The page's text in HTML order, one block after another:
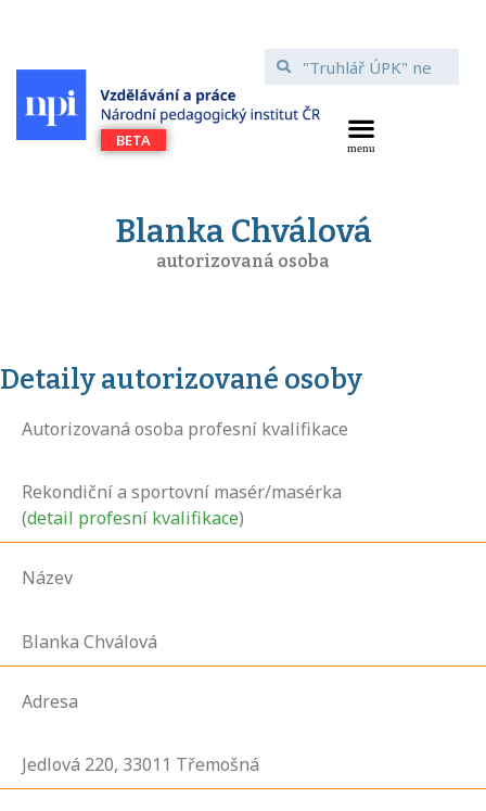
Blanka Chválová
autorizovaná osoba
Detaily autorizované osoby
Autorizovaná osoba profesní kvalifikace
Rekondiční a sportovní masér/masérka
(detail profesní kvalifikace)
Název
Blanka Chválová
Adresa
Jedlová 220, 33011 Třemošná